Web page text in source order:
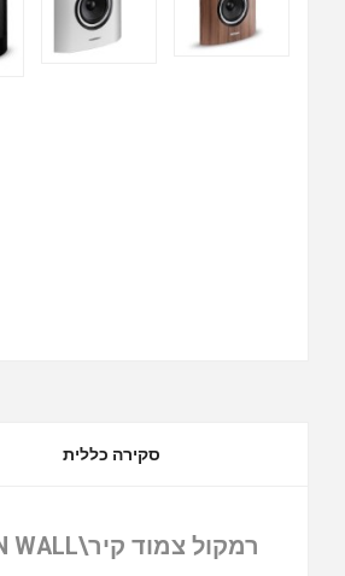
סקירה כללית
רמקול צמוד קיר\ON WALL מבית Sonus Faber דגם Sonetto wall